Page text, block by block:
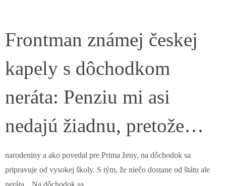
Frontman známej českej
kapely s dôchodkom
neráta: Penziu mi asi
nedajú žiadnu, pretože…
narodeniny a ako povedal pre Prima ženy, na dôchodok sa
pripravuje od vysokej školy. S tým, že niečo dostane od štátu ale